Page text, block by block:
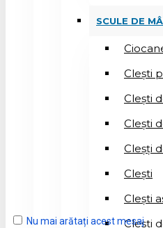
SCULE DE
Cleşti
Clești
Clești
Cleșți
Cleşti
Clești
Cleşti
Nu mai arătați acest mesaj